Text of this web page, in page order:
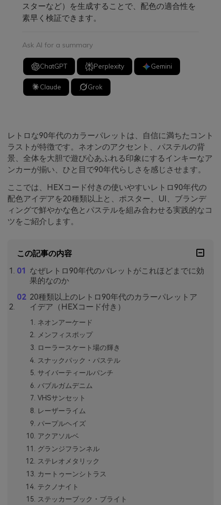
スターなど）を生成することで、配色の適合性を
素早く検証できます。
Ask AI for a summary
ChatGPT Perplexity Gemini
Claude Grok
レトロな90年代のカラーパレットは、自信に満ちたコント
ラストが特徴です。ネオンのアクセント、パステルの背
景、全体を大胆で遊び心あふれる印象にするインキーなア
ンカーが揃い、ひと目で90年代らしさを感じさせます。
ここでは、HEXコード付きの使いやすいレトロ90年代の
配色アイデアを20種類以上と、ポスター、UI、ブランデ
ィングで鮮やかな色とパステルを組み合わせる実践的なコ
ツをご紹介します。
この記事の内容
なぜレトロ90年代のパレットがこれほどまでに効
果的なのか
20種類以上のレトロ90年代のカラーパレットア
イデア（HEXコード付き）
ネオンアーケード
メンフィスポップ
ローラースケート場の輝き
スナックパック・パステル
サイバーティールパンチ
バブルガムデニム
VHSサンセット
レーザーライム
パープルヘイズ
アクアソルベ
グランジフランネル
ステレオメタリック
カートゥーンシトラス
テクノナイト
ステッカーブック・ブライト